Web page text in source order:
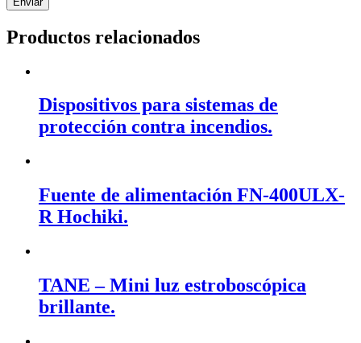
Productos relacionados
Dispositivos para sistemas de
protección contra incendios.
Fuente de alimentación FN-400ULX-
R Hochiki.
TANE – Mini luz estroboscópica
brillante.